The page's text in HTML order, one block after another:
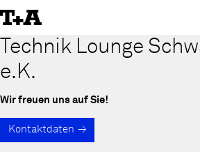
to
Content
Technik Lounge
e.K.
Wir freuen uns auf Sie!
Kontaktdaten